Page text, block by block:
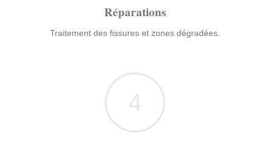
Réparations
Traitement des fissures et zones dégradées.
4